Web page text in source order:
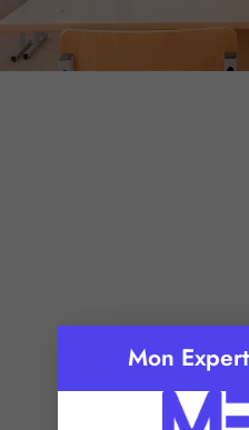
Publié le :
Temps de
Mon